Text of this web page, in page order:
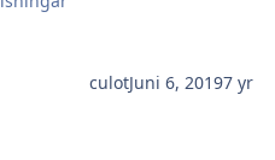
culotJuni 6, 20197 yr